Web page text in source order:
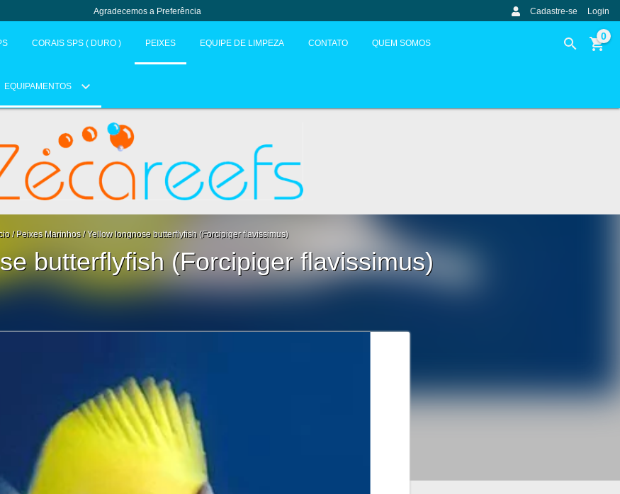
Agradecemos a Preferência Cadastre-se Login
CORAIS SPS ( DURO ) PEIXES EQUIPE DE LIMPEZA CONTATO QUEM SOMOS
EQUIPAMENTOS
0
/ Peixes Marinhos/ Yellow longnose butterflyfish (Forcipiger flavissimus)
butterflyfish (Forcipiger flavissimus)